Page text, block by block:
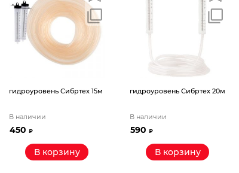
гидроуровень Сибртех 15м
В наличии
450₽
В корзину
гидроуровень Сибртех 20м
В наличии
590₽
В корзину